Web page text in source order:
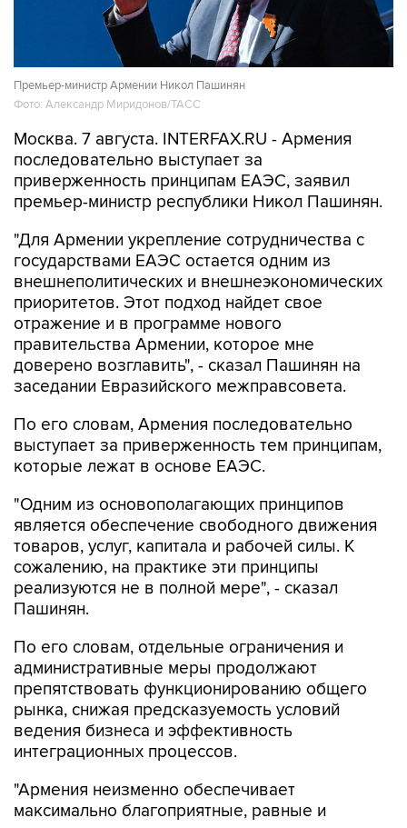
Премьер-министр Армении Никол Пашинян
Фото: Александр Миридонов/ТАСС
Москва. 7 августа. INTERFAX.RU - Армения
приверженность принципам ЕАЭС, заявил
премьер-министр республики Никол Пашинян.
"Для Армении укрепление сотрудничества с
внешнеполитических и внешнеэкономических
приоритетов. Этот подход найдет свое
отражение и в программе нового
правительства Армении, которое мне
доверено возглавить", - сказал Пашинян на
заседании Евразийского межправсовета.
По его словам, Армения последовательно
которые лежат в основе ЕАЭС.
"Одним из основополагающих принципов
товаров, услуг, капитала и рабочей силы. К
сожалению, на практике эти принципы
реализуются не в полной мере", - сказал
Пашинян.
По его словам, отдельные ограничения и
препятствовать функционированию общего
рынка, снижая предсказуемость условий
ведения бизнеса и эффективность
интеграционных процессов.
"Армения неизменно обеспечивает
недискриминационные условия для
деятельности хозсубъектов всех государств